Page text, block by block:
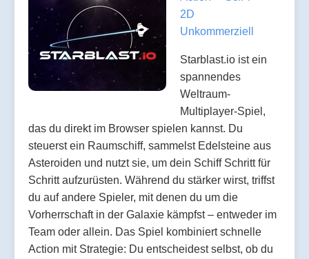
2D
Unkommerziell
Starblast.io ist ein
spannendes
Weltraum-
Multiplayer-Spiel,
das du direkt im Browser spielen kannst. Du
steuerst ein Raumschiff, sammelst Edelsteine aus
Asteroiden und nutzt sie, um dein Schiff Schritt für
Schritt aufzurüsten. Während du stärker wirst, triffst
du auf andere Spieler, mit denen du um die
Vorherrschaft in der Galaxie kämpfst – entweder im
Team oder allein. Das Spiel kombiniert schnelle
Action mit Strategie: Du entscheidest selbst, ob du